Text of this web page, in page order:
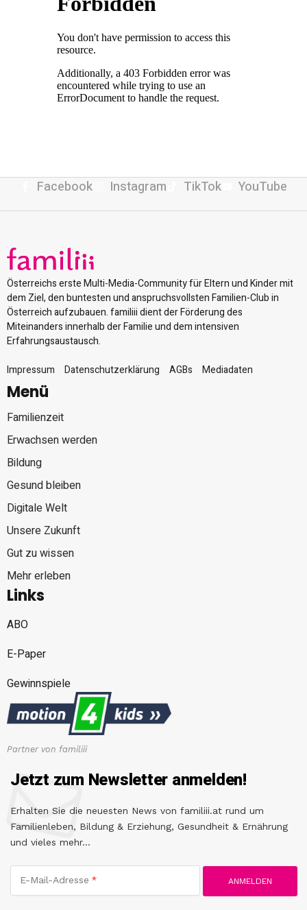
Facebook Instagram TikTok YouTube
Österreichs erste Multi-Media-Community für Eltern und Kinder mit
dem Ziel, den buntesten und anspruchsvollsten Familien-Club in
Österreich aufzubauen. familiii dient der Förderung des
Miteinanders innerhalb der Familie und dem intensiven
Erfahrungsaustausch.
Impressum
Datenschutzerklärung AGBs Mediadaten
Menü
Familienzeit
Erwachsen werden
Bildung
Gesund bleiben
Digitale Welt
Unsere Zukunft
Gut zu wissen
Mehr erleben
Links
ABO
E-Paper
Gewinnspiele
Partner von familiii
Jetzt zum Newsletter anmelden!
Erhalten Sie die neuesten News von familiii.at rund um
Familienleben, Bildung & Erziehung, Gesundheit & Ernährung
und vieles mehr...
E-Mail-Adresse